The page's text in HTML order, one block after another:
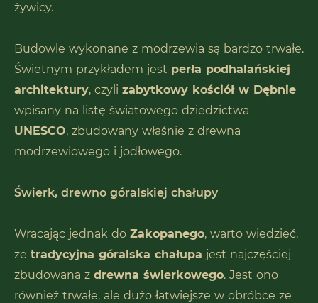
żywicy.
Budowle wykonane z modrzewia są bardzo trwałe.
Świetnym przykładem jest perła podhalańskiej
architektury, czyli zabytkowy kościół w Dębnie
wpisany na listę światowego dziedzictwa
UNESCO, zbudowany właśnie z drewna
modrzewiowego i jodłowego.
Świerk, drewno góralskiej chałupy
Wracając jednak do Zakopanego, warto wiedzieć,
że tradycyjna góralska chałupa jest najczęściej
zbudowana z drewna świerkowego. Jest ono
również trwałe, ale dużo łatwiejsze w obróbce ze